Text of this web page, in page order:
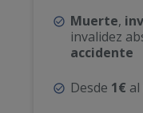
Muerte,
invalidez
accidente
Desde 1€ al